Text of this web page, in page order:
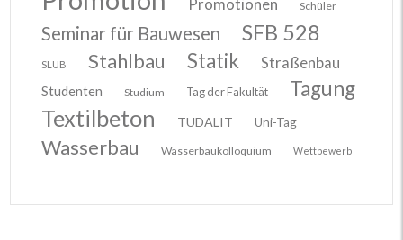
Promotionen Schüler
Seminar für Bauwesen SFB 528
SLUB Stahlbau Statik Straßenbau
Studenten Studium Tag der Fakultät Tagung
Textilbeton TUDALIT Uni-Tag
Wasserbau Wasserbaukolloquium Wettbewerb